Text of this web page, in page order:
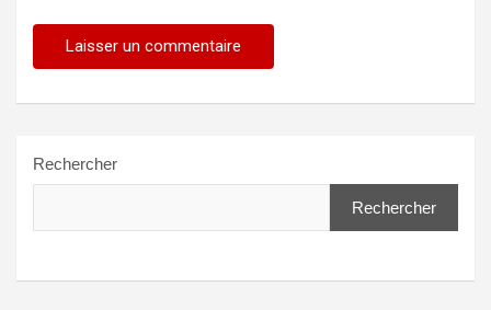
Rechercher
Rechercher